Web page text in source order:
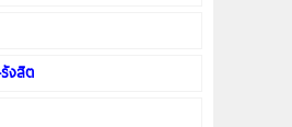
งสิต